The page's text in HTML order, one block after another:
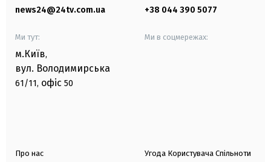
news24@24tv.com.ua +38 044 390 5077
Ми тут:
м.Київ,
вул. Володимирська
61/11, офіс 50
Ми в соцмережах:
Про нас Угода Користувача Спільноти